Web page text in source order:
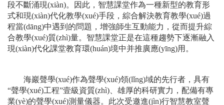
段不斷涌現(xiàn)。因此，智慧課堂作為一種新型的教育形
式和現(xiàn)代化教學(xué)手段，綜合解決教育教學(xué)過
程當(dāng)中遇到的問題，增強師生互動能力，從而提升綜
合教學(xué)質(zhì)量。智慧課堂正是在這種趨勢下逐漸融入
現(xiàn)代化課堂教育環(huán)境中并推廣應(yīng)用 。
海巖聲學(xué)作為聲學(xué)領(lǐng)域的先行者，具有
“聲學(xué)工程”壹級資質(zhì)、雄厚的科研實力，配備有專
業(yè)的聲學(xué)測量儀器。此次受邀進(jìn)行智慧教室聲